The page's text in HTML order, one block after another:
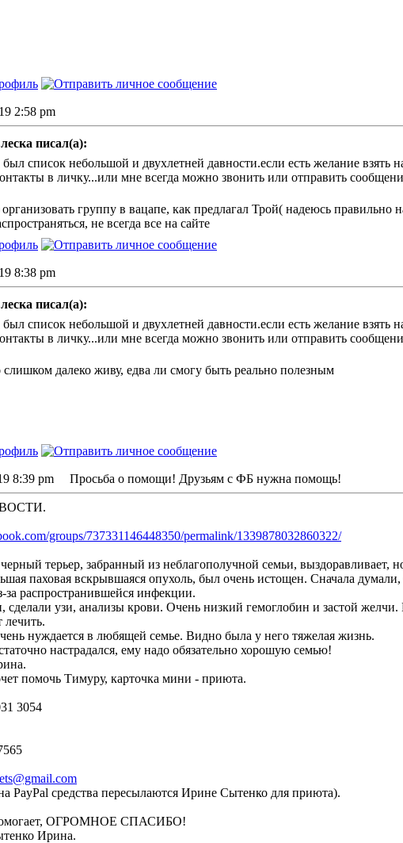
2:58 pm
писал(а):
список небольшой и двухлетней давности.если есть желание взять
в личку...или мне всегда можно звонить или отправить
группу в вацапе, как предлагал Трой( надеюсь
не всегда все на сайте
8:38 pm
писал(а):
список небольшой и двухлетней давности.если есть желание взять
в личку...или мне всегда можно звонить или отправить
слишком далеко живу, едва ли смогу быть реально полезным
8:39 pm Просьба о помощи! Друзьям с ФБ нужна помощь!
groups/737331146448350/permalink/1339878032860322/
терьер, забранный из неблагополучной семьи, выздоравливает,
паховая вскрывшаяся опухоль, был очень истощен. Сначала
за распространившейся инфекции.
сделали узи, анализы крови. Очень низкий гемоглобин и застой
нуждается в любящей семье. Видно была у него тяжелая жизнь.
настрадался, ему надо обязательно хорошую семью!
помочь Тимуру, карточка мини - приюта.
3054
PayPal средства пересылаются Ирине Сытенко для приюта).
ОГРОМНОЕ СПАСИБО!
Ирина.